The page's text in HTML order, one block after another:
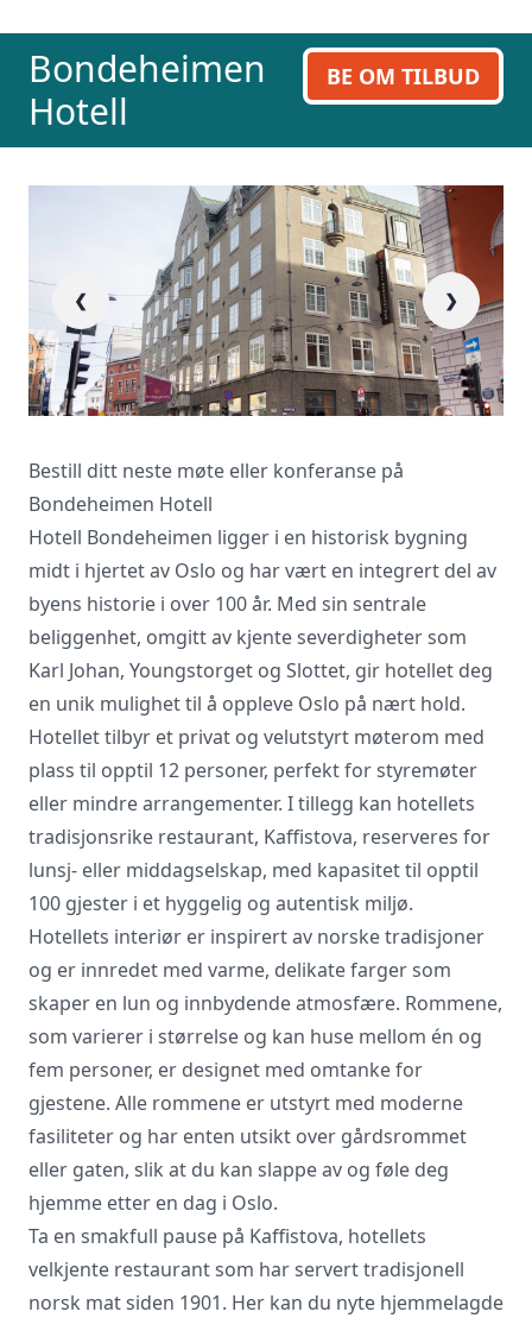
Bondeheimen
Hotell
BE OM TILBUD
❮ ❯
Bestill ditt neste møte eller konferanse på
Bondeheimen Hotell
Hotell Bondeheimen ligger i en historisk bygning
midt i hjertet av Oslo og har vært en integrert del av
byens historie i over 100 år. Med sin sentrale
beliggenhet, omgitt av kjente severdigheter som
Karl Johan, Youngstorget og Slottet, gir hotellet deg
en unik mulighet til å oppleve Oslo på nært hold.
Hotellet tilbyr et privat og velutstyrt møterom med
plass til opptil 12 personer, perfekt for styremøter
eller mindre arrangementer. I tillegg kan hotellets
tradisjonsrike restaurant, Kaffistova, reserveres for
lunsj- eller middagselskap, med kapasitet til opptil
100 gjester i et hyggelig og autentisk miljø.
Hotellets interiør er inspirert av norske tradisjoner
og er innredet med varme, delikate farger som
skaper en lun og innbydende atmosfære. Rommene,
som varierer i størrelse og kan huse mellom én og
fem personer, er designet med omtanke for
gjestene. Alle rommene er utstyrt med moderne
fasiliteter og har enten utsikt over gårdsrommet
eller gaten, slik at du kan slappe av og føle deg
hjemme etter en dag i Oslo.
Ta en smakfull pause på Kaffistova, hotellets
velkjente restaurant som har servert tradisjonell
norsk mat siden 1901. Her kan du nyte hjemmelagde
råd og forhandler priser og
betingelser, bestiller på ønsket sted,
gjennomgår kontrakt og følger opp
viktige frister. Tjenesten er kostnadsfri
for deg som kunde, og det er ingen
påslag i prisene.
LUKK VINDU SEND FORESPØRSEL